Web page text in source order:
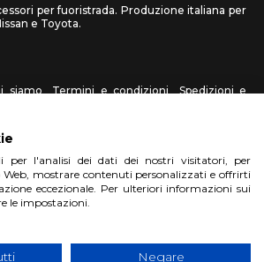
per fuoristrada. Produzione italiana per
e Toyota.
siamo Termini e condizioni
Spedizioni e
assistenza Invia una foto
Accedi
per l'analisi dei dati dei nostri visitatori, per
mostrare contenuti personalizzati e offrirti
eccezionale. Per ulteriori informazioni sui
le impostazioni.
Negare